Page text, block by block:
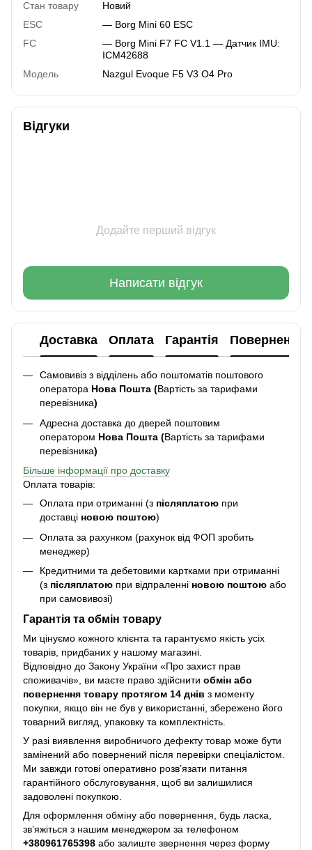
Стан товару
Новий
ESC
— Borg Mini 60 ESC
FC
— Borg Mini F7 FC V1.1 — Датчик IMU:
ICM42688
Модель
Nazgul Evoque F5 V3 O4 Pro
Відгуки
Додайте перший відгук
Написати відгук
Доставка Оплата Гарантія Повернення
Самовивіз з відділень або поштоматів поштового
оператора Нова Пошта (Вартість за тарифами
перевізника)
Адресна доставка до дверей поштовим
оператором Нова Пошта (Вартість за тарифами
перевізника)
Більше інформації про доставку
Оплата товарів:
Оплата при отриманні (з післяплатою при
доставці новою поштою)
Оплата за рахунком (рахунок від ФОП зробить
менеджер)
Кредитними та дебетовими картками при отриманні
(з післяплатою при відпраленні новою поштою або
при самовивозі)
Гарантія та обмін товару
Ми цінуємо кожного клієнта та гарантуємо якість усіх
товарів, придбаних у нашому магазині.
Відповідно до Закону України «Про захист прав
споживачів», ви маєте право здійснити обмін або
повернення товару протягом 14 днів з моменту
покупки, якщо він не був у використанні, збережено його
товарний вигляд, упаковку та комплектність.
У разі виявлення виробничого дефекту товар може бути
замінений або повернений після перевірки спеціалістом.
Ми завжди готові оперативно розв’язати питання
гарантійного обслуговування, щоб ви залишилися
задоволені покупкою.
Для оформлення обміну або повернення, будь ласка,
зв’яжіться з нашим менеджером за телефоном
+380961765398 або залиште звернення через форму